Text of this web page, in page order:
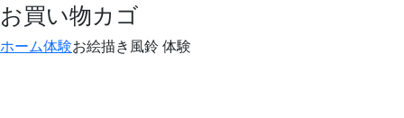
お買い物カゴ
ホーム体験お絵描き風鈴 体験